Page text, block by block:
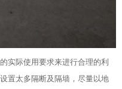
实际使用要求来进行合理的利
置太多隔断及隔墙，尽量以地